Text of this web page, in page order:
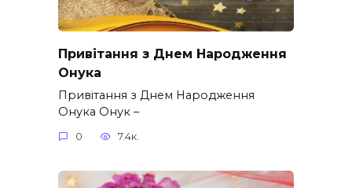
Привітання з Днем Народження
Онука
Привітання з Днем Народження
Онука Онук –
0 7.4к.